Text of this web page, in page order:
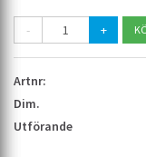
- +